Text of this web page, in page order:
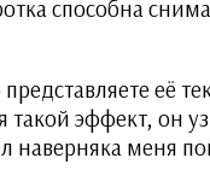
способна
её
такой эффект, он
меня